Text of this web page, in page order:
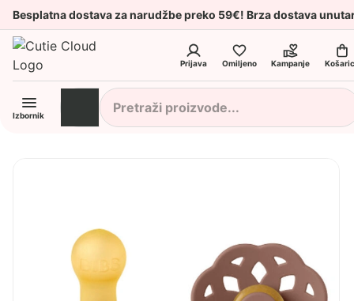
Besplatna dostava za narudžbe preko 59€! Brza dostava
Prijava Omiljeno Kampanje
Izbornik